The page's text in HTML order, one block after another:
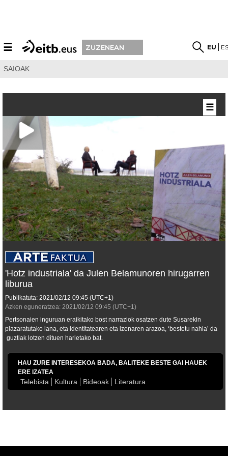
☰ ZUZENEAN EU
SAIOAK
'Hotz industriala' da Julen Belamunoren hirugarren
liburua
Publikatuta: 2021/02/12 09:45 (UTC+1)
Azken eguneratzea: 2021/02/12 09:45 (UTC+1)
Pertsonaien inguruan eraikitako bost narraziok osatzen dute Susarekin
plazaratutako lana, eta identitatearen eta izenaren arazoa, ‘bestetu nahia’ da
guztiak lotzen dituen harietako bat.
HAU ZURE INTERESEKOA BADA, BALITEKE BESTE GAI HAUEK
ERE IZATEA
Telebista Kultura Bideoak Literatura
☰